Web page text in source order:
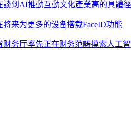
談到AI推動互動文化產業高的具體徑
将来为更多的设备搭载FaceID功能
财务厅率先正在财务范畴摸索人工智